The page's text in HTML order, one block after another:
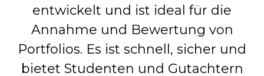
entwickelt und ist ideal für die
Annahme und Bewertung von
Portfolios. Es ist schnell, sicher und
bietet Studenten und Gutachtern